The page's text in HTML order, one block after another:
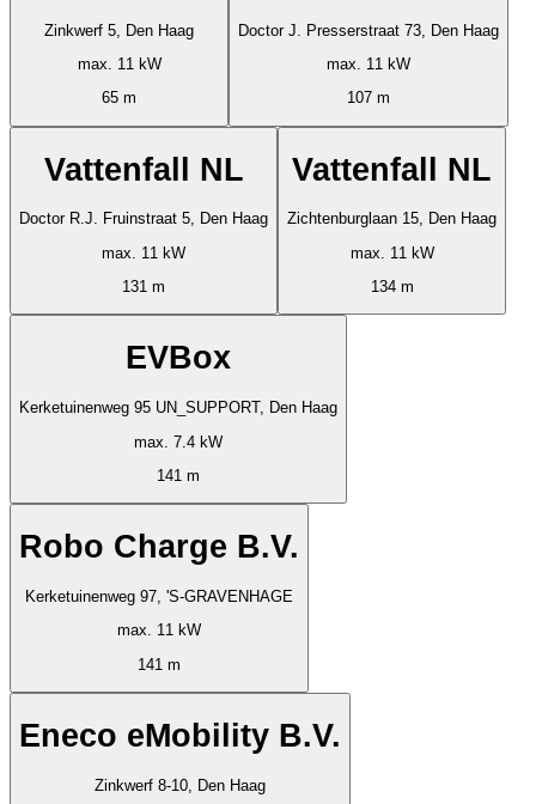
Zinkwerf 5, Den Haag
max. 11 kW
65 m
Doctor J. Presserstraat 73, Den Haag
max. 11 kW
107 m
Vattenfall NL
Doctor R.J. Fruinstraat 5, Den Haag
max. 11 kW
131 m
Vattenfall NL
Zichtenburglaan 15, Den Haag
max. 11 kW
134 m
EVBox
Kerketuinenweg 95 UN_SUPPORT, Den Haag
max. 7.4 kW
141 m
Robo Charge B.V.
Kerketuinenweg 97, 'S-GRAVENHAGE
max. 11 kW
141 m
Eneco eMobility B.V.
Zinkwerf 8-10, Den Haag